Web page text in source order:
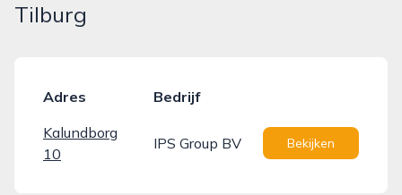
Tilburg
Adres
Bedrijf
Kalundborg
10
IPS Group BV Bekijken